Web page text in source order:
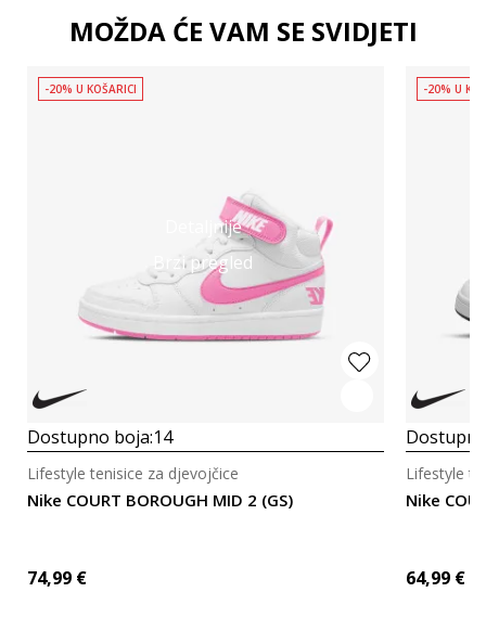
MOŽDA ĆE VAM SE SVIDJETI
Detaljnije
Brzi pregled
-20% U KOŠARICI
Dostupno boja:14
Nike COURT BOROUGH MID 2 (GS)
Lifestyle tenisice za djevojčice
74,99 €
-20% U
Nike
Lifestyle
64,99 €